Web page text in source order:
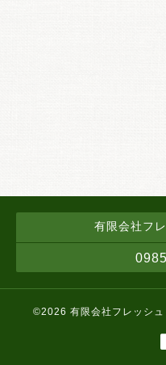
有限会社フ
©2026 有限会社フレッシ